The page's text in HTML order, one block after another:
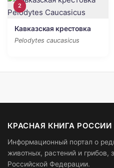
2
Кавказская крестовка
Pelodytes caucasicus
КРАСНАЯ КНИГА РОССИИ
Информационный портал о
животных, растений и грибов,
Российской Федерации.